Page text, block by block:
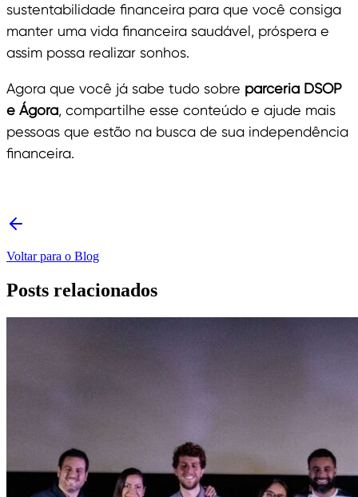
sustentabilidade financeira para que você consiga
manter uma vida financeira saudável, próspera e
assim possa realizar sonhos.
Agora que você já sabe tudo sobre parceria DSOP
e Ágora, compartilhe esse conteúdo e ajude mais
pessoas que estão na busca de sua independência
financeira.
Voltar para o Blog
Posts relacionados